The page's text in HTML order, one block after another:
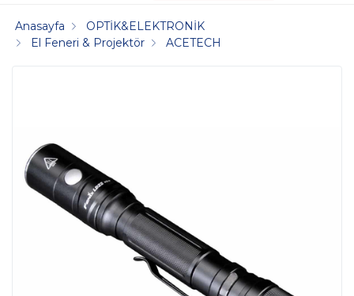
Anasayfa
OPTİK&ELEKTRONİK
El Feneri & Projektör
ACETECH